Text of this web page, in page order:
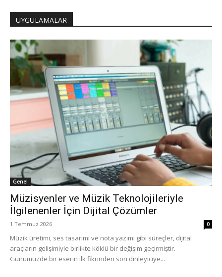
UYGULAMALAR
Genel
Müzisyenler ve Müzik Teknolojileriyle
İlgilenenler İçin Dijital Çözümler
1 Temmuz 2026 0
Müzik üretimi, ses tasarımı ve nota yazımı gibi süreçler, dijital
araçların gelişimiyle birlikte köklü bir değişim geçirmiştir.
Günümüzde bir eserin ilk fikrinden son dinleyiciye...